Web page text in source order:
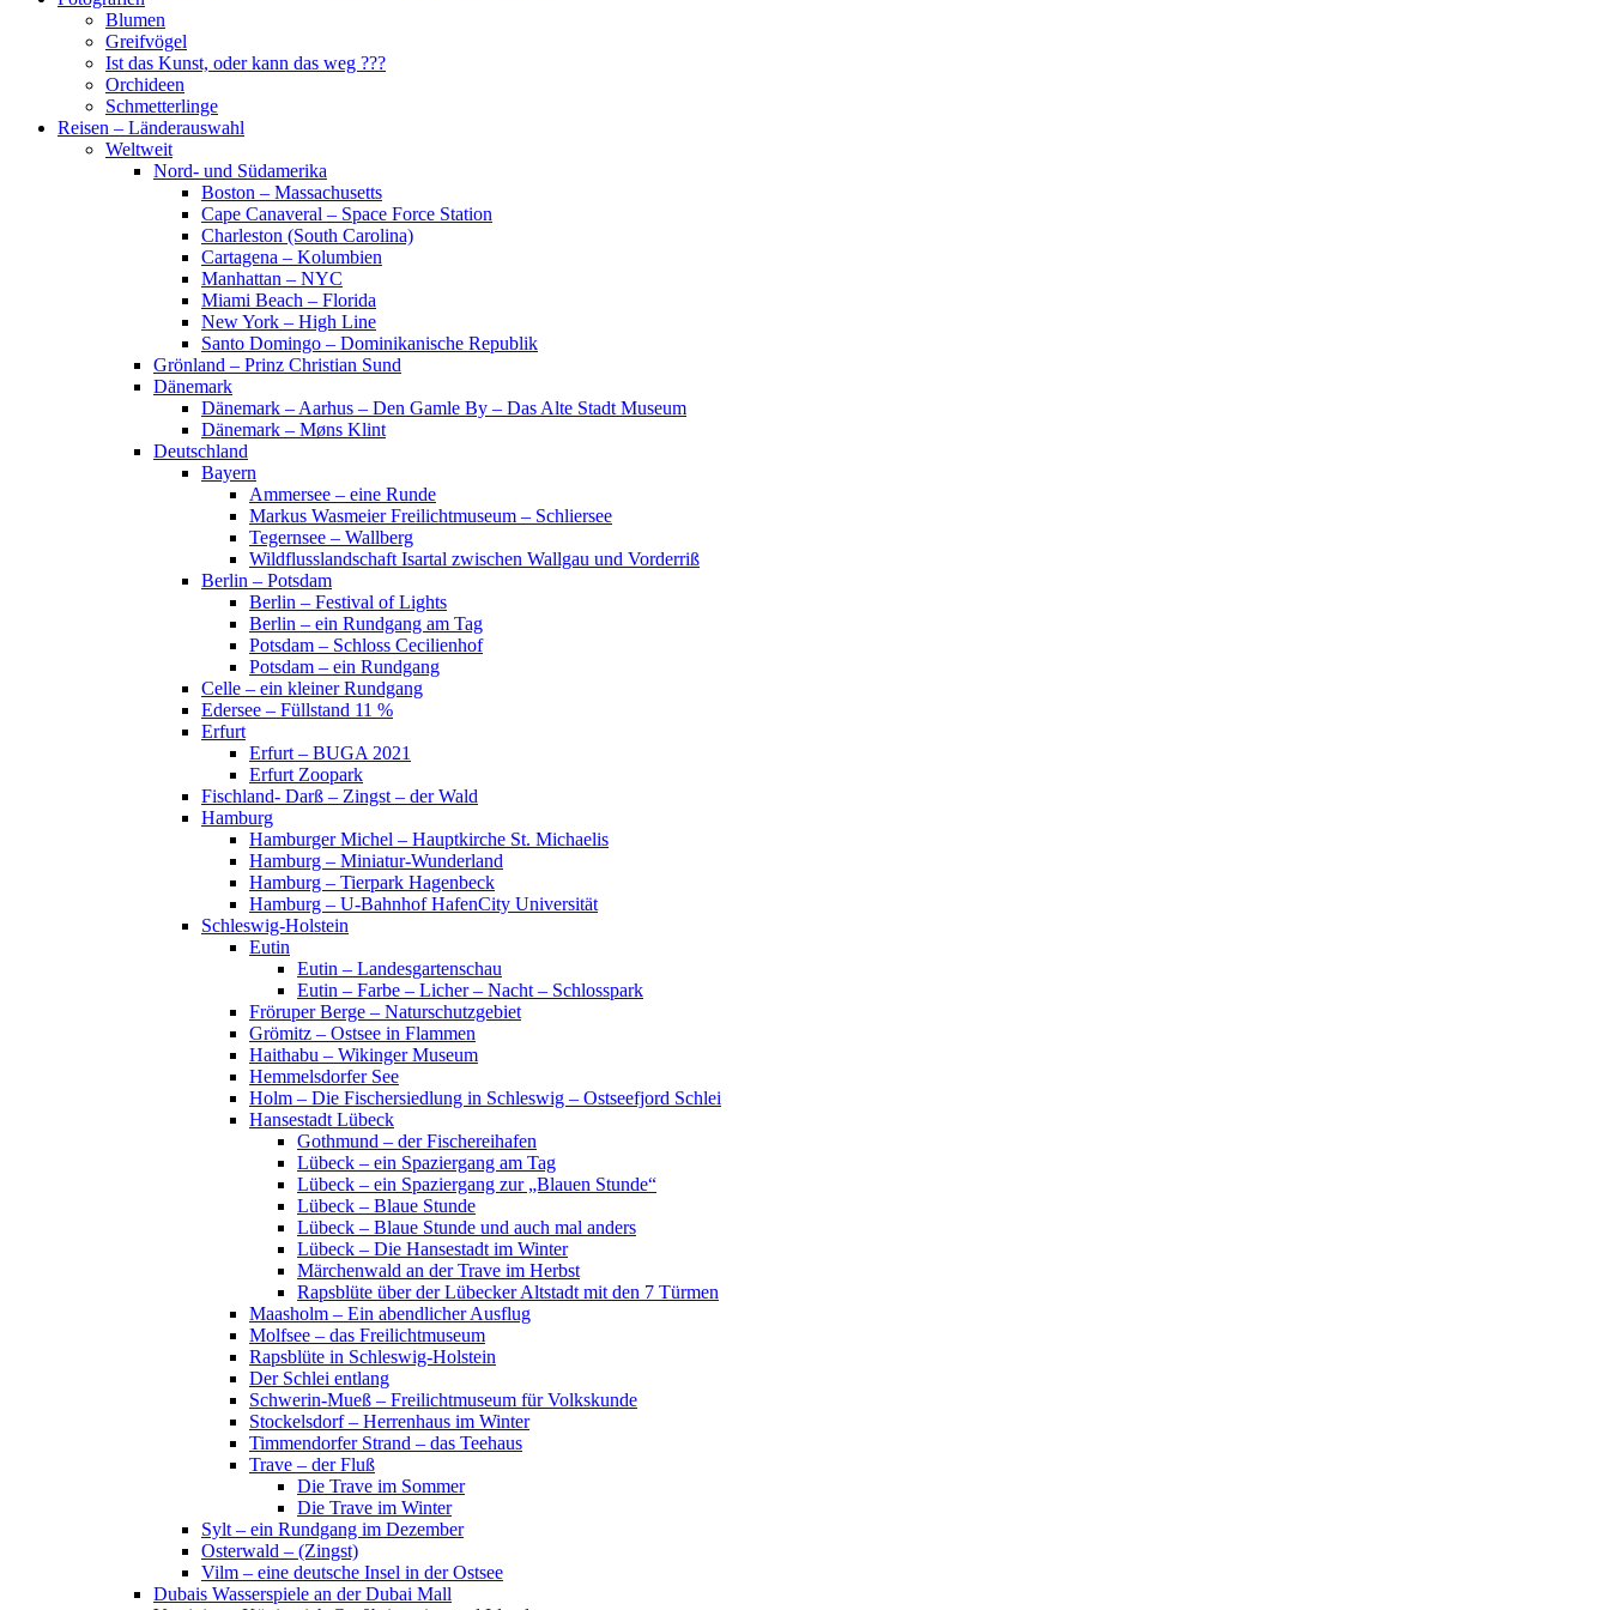
Blumen
Greifvögel
Ist das Kunst, oder kann das weg ???
Orchideen
Schmetterlinge
Reisen – Länderauswahl
Weltweit
Nord- und Südamerika
Boston – Massachusetts
Cape Canaveral – Space Force Station
Charleston (South Carolina)
Cartagena – Kolumbien
Manhattan – NYC
Miami Beach – Florida
New York – High Line
Santo Domingo – Dominikanische Republik
Grönland – Prinz Christian Sund
Dänemark
Dänemark – Aarhus – Den Gamle By – Das Alte Stadt Museum
Dänemark – Møns Klint
Deutschland
Bayern
Ammersee – eine Runde
Markus Wasmeier Freilichtmuseum – Schliersee
Tegernsee – Wallberg
Wildflusslandschaft Isartal zwischen Wallgau und Vorderriß
Berlin – Potsdam
Berlin – Festival of Lights
Berlin – ein Rundgang am Tag
Potsdam – Schloss Cecilienhof
Potsdam – ein Rundgang
Celle – ein kleiner Rundgang
Edersee – Füllstand 11 %
Erfurt
Erfurt – BUGA 2021
Erfurt Zoopark
Fischland- Darß – Zingst – der Wald
Hamburg
Hamburger Michel – Hauptkirche St. Michaelis
Hamburg – Miniatur-Wunderland
Hamburg – Tierpark Hagenbeck
Hamburg – U-Bahnhof HafenCity Universität
Schleswig-Holstein
Eutin
Eutin – Landesgartenschau
Eutin – Farbe – Licher – Nacht – Schlosspark
Fröruper Berge – Naturschutzgebiet
Grömitz – Ostsee in Flammen
Haithabu – Wikinger Museum
Hemmelsdorfer See
Holm – Die Fischersiedlung in Schleswig – Ostseefjord Schlei
Hansestadt Lübeck
Gothmund – der Fischereihafen
Lübeck – ein Spaziergang am Tag
Lübeck – ein Spaziergang zur „Blauen Stunde“
Lübeck – Blaue Stunde
Lübeck – Blaue Stunde und auch mal anders
Lübeck – Die Hansestadt im Winter
Märchenwald an der Trave im Herbst
Rapsblüte über der Lübecker Altstadt mit den 7 Türmen
Maasholm – Ein abendlicher Ausflug
Molfsee – das Freilichtmuseum
Rapsblüte in Schleswig-Holstein
Der Schlei entlang
Schwerin-Mueß – Freilichtmuseum für Volkskunde
Stockelsdorf – Herrenhaus im Winter
Timmendorfer Strand – das Teehaus
Trave – der Fluß
Die Trave im Sommer
Die Trave im Winter
Sylt – ein Rundgang im Dezember
Osterwald – (Zingst)
Vilm – eine deutsche Insel in der Ostsee
Dubais Wasserspiele an der Dubai Mall